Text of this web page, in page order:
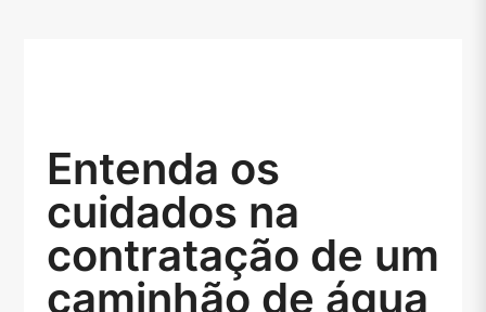
Entenda os
cuidados na
contratação de um
caminhão de água